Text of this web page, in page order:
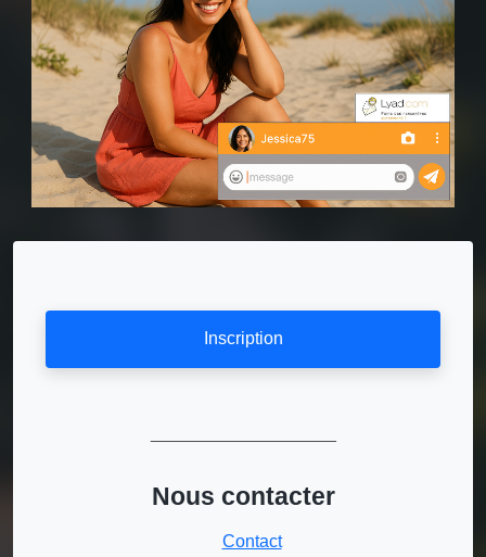
Inscription
Nous contacter
Contact